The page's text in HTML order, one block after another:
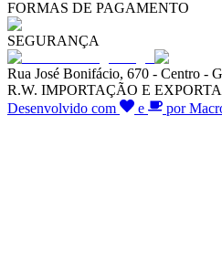
FORMAS DE PAGAMENTO
SEGURANÇA
Rua José Bonifácio, 670 - Centro -
R.W. IMPORTAÇÃO E
Desenvolvido com
e por